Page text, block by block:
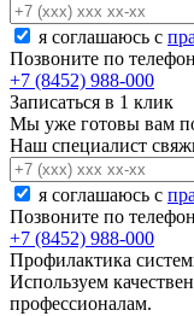
я соглашаюсь c
Позвоните по
+7 (8452) 988-000
Записаться в 1 клик
Мы уже готовы вам
Наш специалист
я соглашаюсь c
Позвоните по
+7 (8452) 988-000
Профилактика
Используем
профессионалам.